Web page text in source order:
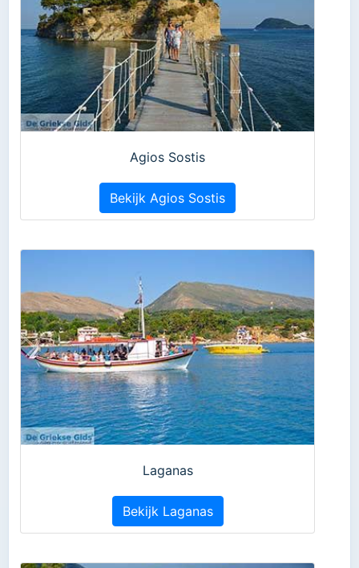
Agios Sostis
Bekijk Agios Sostis
Laganas
Bekijk Laganas